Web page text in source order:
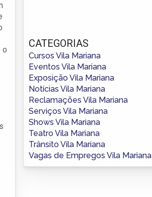
o
CATEGORIAS
Cursos Vila Mariana
Eventos Vila Mariana
Exposição Vila Mariana
Notícias Vila Mariana
Reclamações Vila Mariana
Serviços Vila Mariana
Shows Vila Mariana
Teatro Vila Mariana
Trânsito Vila Mariana
Vagas de Empregos Vila Mariana